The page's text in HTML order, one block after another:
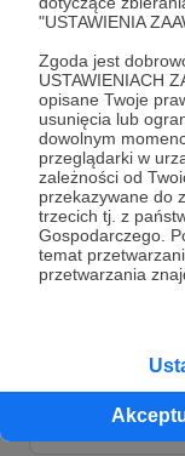
"USTAWIENIA
Zgoda jest
USTAWIENIACH
opisane Twoje
usunięcia lub
dowolnym
przeglądarki w
zależności od
przekazywane do
trzecich tj. z
Gospodarczego.
temat
przetwarzania
prawdziwość
w polskiej
przystanek
konfesyjnymi,
teoriami
Szczególną
prehistorii,
Rodzaju,
ludzkości go
jednymi z
znaczeniowo,
,
Cele
Koszty
internetowej
100 zł
miesięcznie
40
Stówa
legalnego źródła.